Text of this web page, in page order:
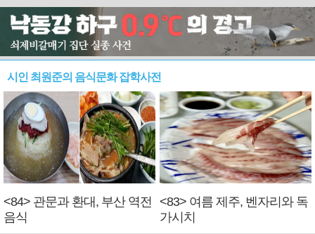
시인 최원준의 음식문화 잡학사전
<84> 관문과 환대, 부산 역전
음식
<83> 여름 제주, 벤자리와 독
가시치